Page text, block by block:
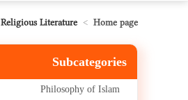
Home page
Religious Literature
Subcategories
Philosophy of Islam